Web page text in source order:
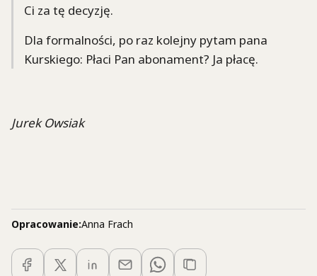
Ci za tę decyzję.
Dla formalności, po raz kolejny pytam pana
Kurskiego: Płaci Pan abonament? Ja płacę.
Jurek Owsiak
Opracowanie:Anna Frach